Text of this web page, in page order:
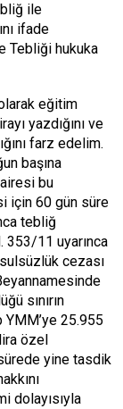
ile
ifade
Tebliği hukuka
eğitim
yazdığını ve
farz edelim.
başına
bu
için 60 gün süre
tebliğ
353/11 uyarınca
cezası
sınırın
YMM’ye 25.955
özel
yine tasdik
dolayısıyla